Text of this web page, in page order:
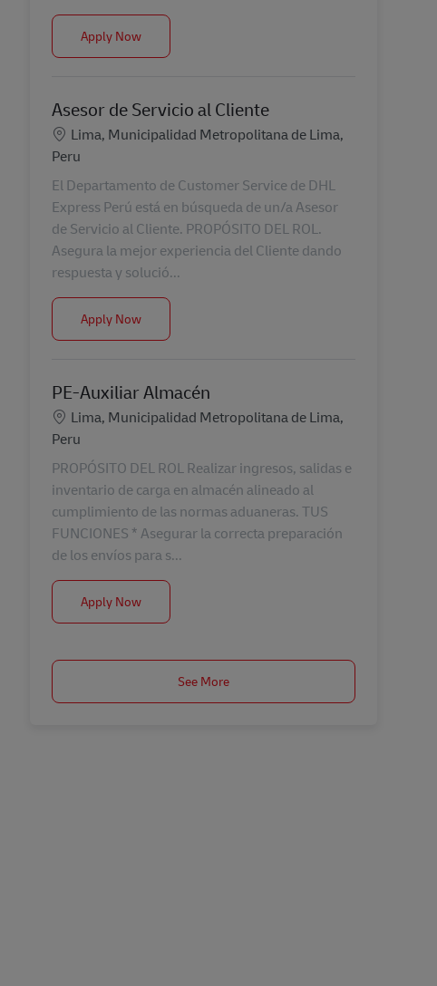
Apply NowGerente Sr Operaciones Aeropuerto
Asesor de Servicio al Cliente
Location
Lima, Municipalidad Metropolitana de Lima,
Peru
El Departamento de Customer Service de DHL
Express Perú está en búsqueda de un/a Asesor
de Servicio al Cliente. PROPÓSITO DEL ROL.
Asegura la mejor experiencia del Cliente dando
respuesta y solució...
Apply NowAsesor de Servicio al Cliente
PE-Auxiliar Almacén
Location
Lima, Municipalidad Metropolitana de Lima,
Peru
PROPÓSITO DEL ROL Realizar ingresos, salidas e
inventario de carga en almacén alineado al
cumplimiento de las normas aduaneras. TUS
FUNCIONES * Asegurar la correcta preparación
de los envíos para s...
Apply NowPE-Auxiliar Almacén
See More